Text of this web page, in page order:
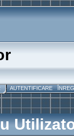
AUTENTIFICARE